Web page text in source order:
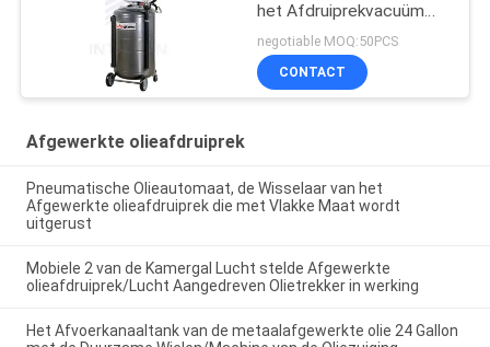
het Afdruiprekvacuüm
van de
Workshopafgewerkte
olie
negotiable MOQ:50PCS
CONTACT
Afgewerkte olieafdruiprek
Pneumatische Olieautomaat, de Wisselaar van het
Afgewerkte olieafdruiprek die met Vlakke Maat wordt
uitgerust
Mobiele 2 van de Kamergal Lucht stelde Afgewerkte
olieafdruiprek/Lucht Aangedreven Olietrekker in werking
Het Afvoerkanaaltank van de metaalafgewerkte olie 24 Gallon